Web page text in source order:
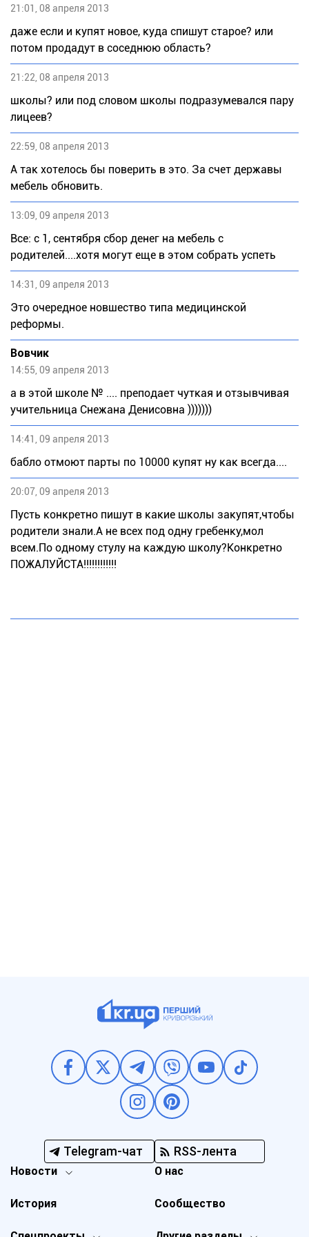
21:01, 08 апреля 2013
даже если и купят новое, куда спишут старое? или
потом продадут в соседнюю область?
21:22, 08 апреля 2013
школы? или под словом школы подразумевался пару
лицеев?
22:59, 08 апреля 2013
А так хотелось бы поверить в это. За счет державы
мебель обновить.
13:09, 09 апреля 2013
Все: с 1, сентября сбор денег на мебель с
родителей....хотя могут еще в этом собрать успеть
14:31, 09 апреля 2013
Это очередное новшество типа медицинской
реформы.
Вовчик
14:55, 09 апреля 2013
а в этой школе № .... преподает чуткая и отзывчивая
учительница Снежана Денисовна )))))))
14:41, 09 апреля 2013
бабло отмоют парты по 10000 купят ну как всегда....
20:07, 09 апреля 2013
Пусть конкретно пишут в какие школы закупят,чтобы
родители знали.А не всех под одну гребенку,мол
всем.По одному стулу на каждую школу?Конкретно
ПОЖАЛУЙСТА!!!!!!!!!!!!
Telegram-чат RSS-лента
Новости
История
О нас
Сообщество